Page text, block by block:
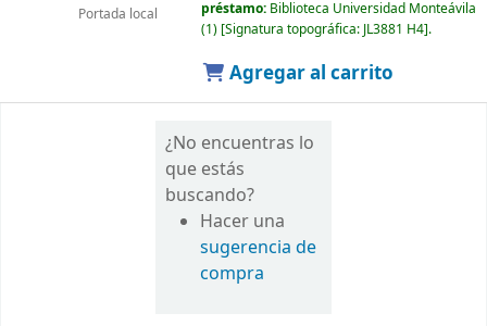
Portada local
préstamo: Biblioteca Universidad Monteávila
(1) Signatura topográfica: JL3881 H4 .
Agregar al carrito
¿No encuentras lo
que estás
buscando?
Hacer una
sugerencia de
compra